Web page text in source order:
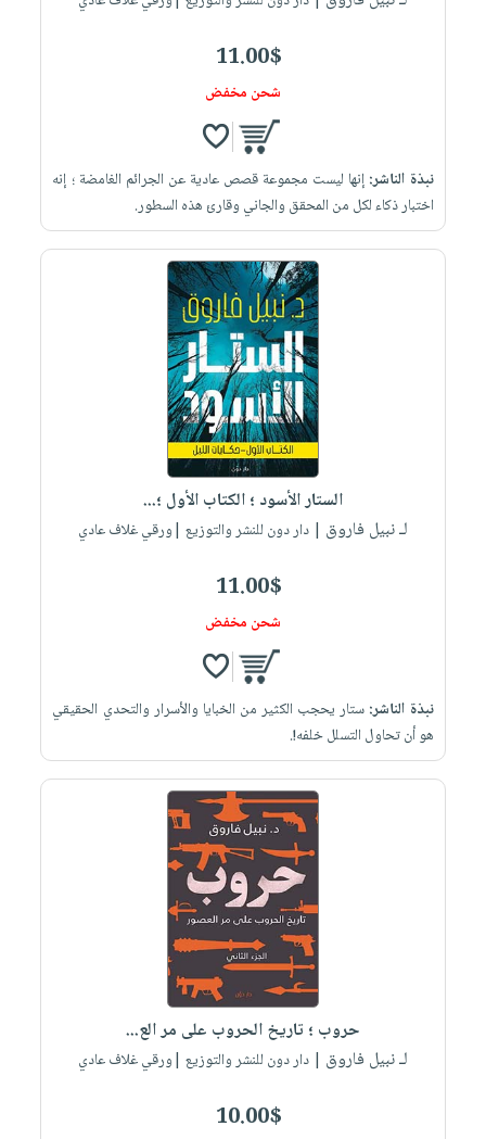
11.00$
شحن مخفض
نبذة الناشر: إنها ليست مجموعة قصص عادية عن الجرائم الغامضة ؛ إنه
اختبار ذكاء لكل من المحقق والجاني وقارئ هذه السطور.
الستار الأسود ؛ الكتاب الأول ؛...
لـ نبيل فاروق | دار دون للنشر والتوزيع |ورقي غلاف عادي
11.00$
شحن مخفض
نبذة الناشر: ستار يحجب الكثير من الخبايا والأسرار والتحدي الحقيقي
هو أن تحاول التسلل خلفه!.
حروب ؛ تاريخ الحروب على مر الع...
لـ نبيل فاروق | دار دون للنشر والتوزيع |ورقي غلاف عادي
10.00$